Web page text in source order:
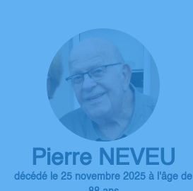
Pierre NEVEU
décédé le 25 novembre 2025 à l'âge de